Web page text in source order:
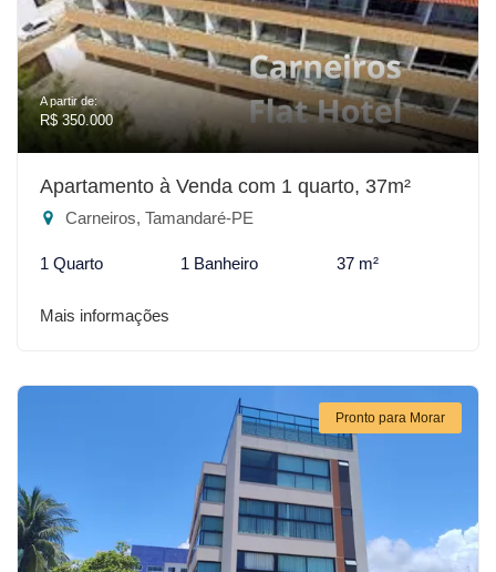
A partir de:
R$ 350.000
Apartamento à Venda com 1 quarto, 37m²
Carneiros, Tamandaré-PE
1 Quarto 1 Banheiro 37 m²
Mais informações
Pronto para Morar